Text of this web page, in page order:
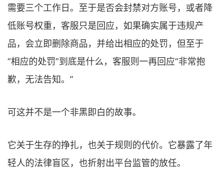
需要三个工作日。至于是否会封禁对方账号，或者降
低账号权重，客服只是回应，如果确实属于违规产
品，会立即删除商品，并给出相应的处罚，但至于
“相应的处罚”到底是什么，客服则一再回应“非常抱
歉，无法告知。”
可这并不是一个非黑即白的故事。
它关于生存的挣扎，也关于规则的代价。它暴露了年
轻人的法律盲区，也折射出平台监管的放任。